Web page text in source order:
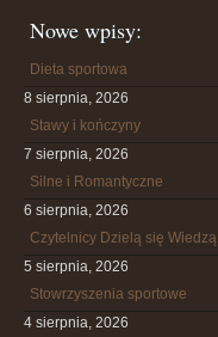
Nowe wpisy:
Dieta sportowa
8 sierpnia, 2026
Stawy i kończyny
7 sierpnia, 2026
Silne i Romantyczne
6 sierpnia, 2026
Czytelnicy Dzielą się Wiedzą
5 sierpnia, 2026
Stowrzyszenia sportowe
4 sierpnia, 2026